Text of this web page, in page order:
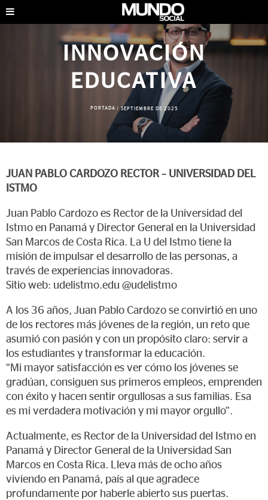
INNOVACIÓN
EDUCATIVA
PORTADA |SEPTIEMBRE DE 2025
JUAN PABLO CARDOZO RECTOR – UNIVERSIDAD DEL
ISTMO
Juan Pablo Cardozo es Rector de la Universidad del
Istmo en Panamá y Director General en la Universidad
San Marcos de Costa Rica. La U del Istmo tiene la
misión de impulsar el desarrollo de las personas, a
través de experiencias innovadoras.
Sitio web: udelistmo.edu @udelistmo
A los 36 años, Juan Pablo Cardozo se convirtió en uno
de los rectores más jóvenes de la región, un reto que
asumió con pasión y con un propósito claro: servir a
los estudiantes y transformar la educación.
“Mi mayor satisfacción es ver cómo los jóvenes se
gradúan, consiguen sus primeros empleos, emprenden
con éxito y hacen sentir orgullosas a sus familias. Esa
es mi verdadera motivación y mi mayor orgullo”.
Actualmente, es Rector de la Universidad del Istmo en
Panamá y Director General de la Universidad San
Marcos en Costa Rica. Lleva más de ocho años
viviendo en Panamá, país al que agradece
profundamente por haberle abierto sus puertas.